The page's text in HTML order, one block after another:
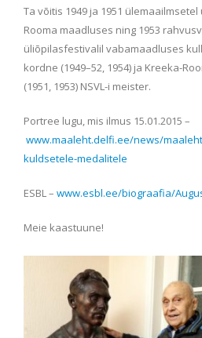
Ta võitis 1949 ja 1951
Rooma maadluses ning 1953
üliõpilasfestivalil vabamaadluses
kordne (1949–52, 1954) ja Kreeka-
(1951, 1953) NSVL-i meister.
Portree lugu, mis ilmus 15.01.2015 –
www.maaleht.delfi.ee/news/
kuldsetele-medalitele
ESBL – www.esbl.ee/biograafia/
Meie kaastuune!